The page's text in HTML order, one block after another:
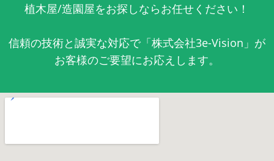
植木屋/造園屋をお探しならお任せください！
信頼の技術と誠実な対応で「株式会社3e-Vision」が
お客様のご要望にお応えします。